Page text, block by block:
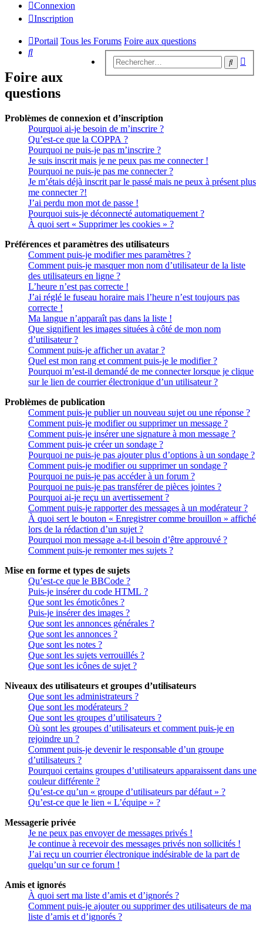
Connexion
Inscription
Portail Tous les Forums Foire aux questions
Rechercher
Foire aux
questions
Problèmes de connexion et d’inscription
Pourquoi ai-je besoin de m’inscrire ?
Qu’est-ce que la COPPA ?
Pourquoi ne puis-je pas m’inscrire ?
Je suis inscrit mais je ne peux pas me connecter !
Pourquoi ne puis-je pas me connecter ?
Je m’étais déjà inscrit par le passé mais ne peux à présent plus
me connecter ?!
J’ai perdu mon mot de passe !
Pourquoi suis-je déconnecté automatiquement ?
À quoi sert « Supprimer les cookies » ?
Préférences et paramètres des utilisateurs
Comment puis-je modifier mes paramètres ?
Comment puis-je masquer mon nom d’utilisateur de la liste
des utilisateurs en ligne ?
L’heure n’est pas correcte !
J’ai réglé le fuseau horaire mais l’heure n’est toujours pas
correcte !
Ma langue n’apparaît pas dans la liste !
Que signifient les images situées à côté de mon nom
d’utilisateur ?
Comment puis-je afficher un avatar ?
Quel est mon rang et comment puis-je le modifier ?
Pourquoi m’est-il demandé de me connecter lorsque je clique
sur le lien de courrier électronique d’un utilisateur ?
Problèmes de publication
Comment puis-je publier un nouveau sujet ou une réponse ?
Comment puis-je modifier ou supprimer un message ?
Comment puis-je insérer une signature à mon message ?
Comment puis-je créer un sondage ?
Pourquoi ne puis-je pas ajouter plus d’options à un sondage ?
Comment puis-je modifier ou supprimer un sondage ?
Pourquoi ne puis-je pas accéder à un forum ?
Pourquoi ne puis-je pas transférer de pièces jointes ?
Pourquoi ai-je reçu un avertissement ?
Comment puis-je rapporter des messages à un modérateur ?
À quoi sert le bouton « Enregistrer comme brouillon » affiché
lors de la rédaction d’un sujet ?
Pourquoi mon message a-t-il besoin d’être approuvé ?
Comment puis-je remonter mes sujets ?
Mise en forme et types de sujets
Qu’est-ce que le BBCode ?
Puis-je insérer du code HTML ?
Que sont les émoticônes ?
Puis-je insérer des images ?
Que sont les annonces générales ?
Que sont les annonces ?
Que sont les notes ?
Que sont les sujets verrouillés ?
Que sont les icônes de sujet ?
Niveaux des utilisateurs et groupes d’utilisateurs
Que sont les administrateurs ?
Que sont les modérateurs ?
Que sont les groupes d’utilisateurs ?
Où sont les groupes d’utilisateurs et comment puis-je en
rejoindre un ?
Comment puis-je devenir le responsable d’un groupe
d’utilisateurs ?
Pourquoi certains groupes d’utilisateurs apparaissent dans une
couleur différente ?
Qu’est-ce qu’un « groupe d’utilisateurs par défaut » ?
Qu’est-ce que le lien « L’équipe » ?
Messagerie privée
Je ne peux pas envoyer de messages privés !
Je continue à recevoir des messages privés non sollicités !
J’ai reçu un courrier électronique indésirable de la part de
quelqu’un sur ce forum !
Amis et ignorés
À quoi sert ma liste d’amis et d’ignorés ?
Comment puis-je ajouter ou supprimer des utilisateurs de ma
liste d’amis et d’ignorés ?